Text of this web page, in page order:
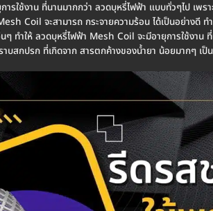
รใช้งาน ที่นานมากกว่า ลวดบุหรี่ไฟฟ้า แบบทั่วๆไป เพ
Coil จะสามารถ กระจายความร้อน ได้เป็นอย่างดี
ๆ ทำให้ ลวดบุหรี่ไฟฟ้า Mesh Coil จะมีอายุการใช้งา
บสกปรก ที่เกิดจาก สารตกค้างของน้ำยา น้อยมากๆ เ